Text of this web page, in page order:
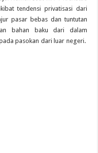
tendensi privatisasi dari
pasar bebas dan tuntutan
bahan baku dari dalam
pasokan dari luar negeri.